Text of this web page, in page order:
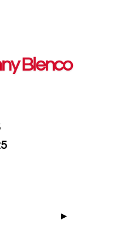
Blenco